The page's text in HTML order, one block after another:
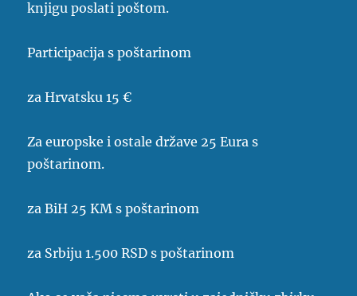
knjigu poslati poštom.
Participacija s poštarinom
za Hrvatsku 15 €
Za europske i ostale države 25 Eura s
poštarinom.
za BiH 25 KM s poštarinom
za Srbiju 1.500 RSD s poštarinom